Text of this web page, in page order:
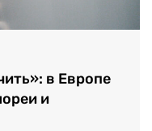
в Европе
и